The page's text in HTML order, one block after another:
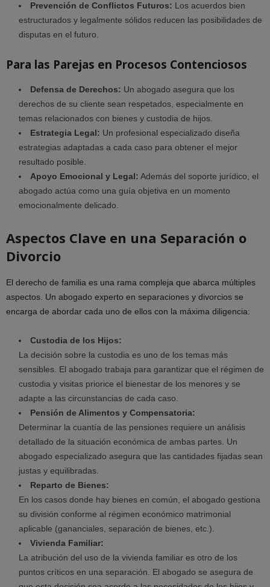
Prevención de Conflictos Futuros: Los acuerdos bien
estructurados y legalmente sólidos reducen las posibilidades de
disputas en el futuro.
Para las Parejas en Procesos Contenciosos
Defensa de Derechos: Un abogado asegura que los
derechos de su cliente sean respetados, especialmente en
temas relacionados con bienes y custodia de hijos.
Estrategia Legal: Un profesional especializado diseña
estrategias adaptadas a cada caso para obtener el mejor
resultado posible.
Apoyo Emocional y Legal: Además del soporte jurídico, el
abogado actúa como una guía objetiva en un momento
emocionalmente delicado.
Aspectos Clave en una Separación o
Divorcio
El derecho de familia es una rama compleja que abarca múltiples
aspectos. Un abogado experto en separaciones y divorcios se
encarga de abordar cada uno de ellos con la máxima diligencia:
Custodia de los Hijos:
La decisión sobre la custodia es uno de los temas más
sensibles. El abogado trabaja para garantizar que el régimen de
custodia y visitas priorice el bienestar de los menores y se
adapte a las circunstancias de cada caso.
Pensión de Alimentos y Compensatoria:
Determinar la cuantía de las pensiones requiere un análisis
detallado de la situación económica de ambas partes. Un
abogado especializado asegura que las cantidades fijadas sean
justas y equilibradas.
Reparto de Bienes:
En los casos donde hay bienes en común, el abogado gestiona
su división conforme al régimen económico matrimonial
aplicable (gananciales, separación de bienes, etc.).
Vivienda Familiar:
La atribución del uso de la vivienda familiar es otro de los
puntos críticos en una separación. El abogado se asegura de